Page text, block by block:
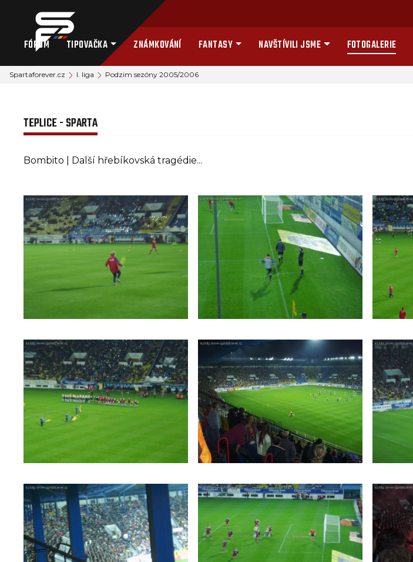
FÓRUM TIPOVAČKA ZNÁMKOVÁNÍ FANTASY NAVŠTÍVILI JSME FOTOGALERIE
Spartaforever.cz I. liga Podzim sezóny 2005/2006
TEPLICE - SPARTA
Bombito | Další hřebíkovská tragédie...